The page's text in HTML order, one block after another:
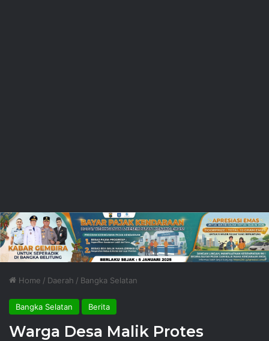
Home / Daerah / Bangka Selatan
Bangka Selatan Berita
Warga Desa Malik Protes